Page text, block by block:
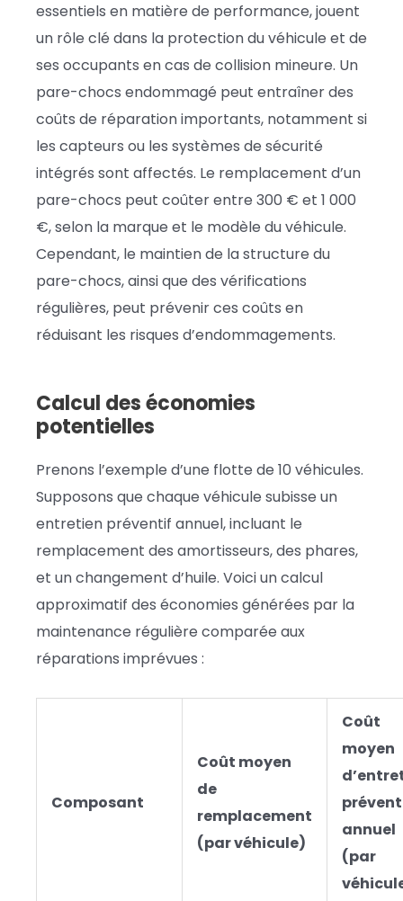
essentiels en matière de performance, jouent
un rôle clé dans la protection du véhicule et de
ses occupants en cas de collision mineure. Un
pare-chocs endommagé peut entraîner des
coûts de réparation importants, notamment si
les capteurs ou les systèmes de sécurité
intégrés sont affectés. Le remplacement d’un
pare-chocs peut coûter entre 300 € et 1 000
€, selon la marque et le modèle du véhicule.
Cependant, le maintien de la structure du
pare-chocs, ainsi que des vérifications
régulières, peut prévenir ces coûts en
réduisant les risques d’endommagements.
Calcul des économies
potentielles
Prenons l’exemple d’une flotte de 10 véhicules.
Supposons que chaque véhicule subisse un
entretien préventif annuel, incluant le
remplacement des amortisseurs, des phares,
et un changement d’huile. Voici un calcul
approximatif des économies générées par la
maintenance régulière comparée aux
réparations imprévues :
Composant
Coût moyen
de
remplacement
(par véhicule)
Coût
moyen
annuel
(par